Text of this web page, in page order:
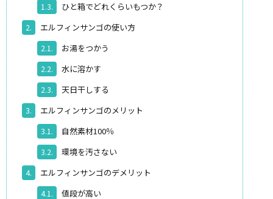
1.3. ひと箱でどれくらいもつか？
2. エルフィンサンゴの使い方
2.1. お湯をつかう
2.2. 水に溶かす
2.3. 天日干しする
3. エルフィンサンゴのメリット
3.1. 自然素材100％
3.2. 環境を汚さない
4. エルフィンサンゴのデメリット
4.1. 値段が高い